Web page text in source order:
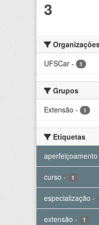
3
UFSCar - 1
Grupos
Extensão - 1
Etiquetas
aperfeiçoamento
curso - 1
especialização -
extensão - 1